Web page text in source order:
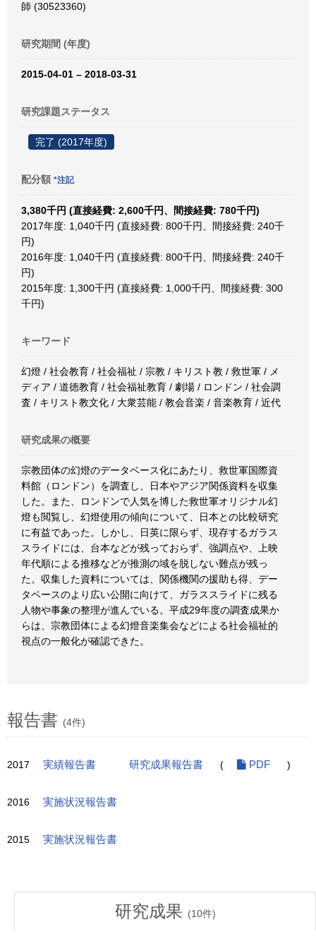
師 (30523360)
研究期間 (年度)
2015-04-01 – 2018-03-31
研究課題ステータス
完了 (2017年度)
配分額 *注記
3,380千円 (直接経費: 2,600千円、間接経費: 780千円)
2017年度: 1,040千円 (直接経費: 800千円、間接経費: 240千
円)
2016年度: 1,040千円 (直接経費: 800千円、間接経費: 240千
円)
2015年度: 1,300千円 (直接経費: 1,000千円、間接経費: 300
千円)
キーワード
幻燈 / 社会教育 / 社会福祉 / 宗教 / キリスト教 / 救世軍 / メ
ディア / 道徳教育 / 社会福祉教育 / 劇場 / ロンドン / 社会調
査 / キリスト教文化 / 大衆芸能 / 教会音楽 / 音楽教育 / 近代
研究成果の概要
宗教団体の幻燈のデータベース化にあたり、救世軍国際資
料館（ロンドン）を調査し、日本やアジア関係資料を収集
した。また、ロンドンで人気を博した救世軍オリジナル幻
燈も閲覧し、幻燈使用の傾向について、日本との比較研究
に有益であった。しかし、日英に限らず、現存するガラス
スライドには、台本などが残っておらず、強調点や、上映
年代順による推移などが推測の域を脱しない難点が残っ
た。収集した資料については、関係機関の援助も得、デー
タベースのより広い公開に向けて、ガラススライドに残る
人物や事象の整理が進んでいる。平成29年度の調査成果か
らは、宗教団体による幻燈音楽集会などによる社会福祉的
視点の一般化が確認できた。
報告書 (4件)
2017 実績報告書 研究成果報告書 ( PDF )
2016 実施状況報告書
2015 実施状況報告書
研究成果 (10件)